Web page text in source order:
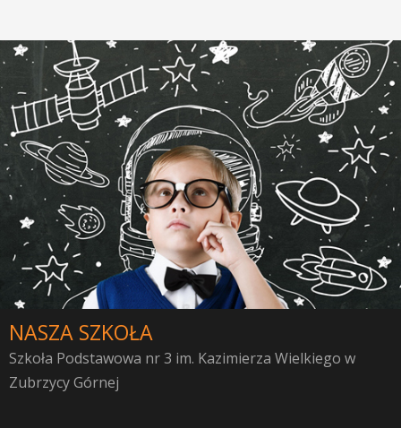
NASZA SZKOŁA
Szkoła Podstawowa nr 3 im. Kazimierza Wielkiego w
Zubrzycy Górnej